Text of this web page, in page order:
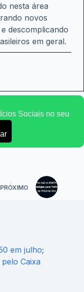
nesta área
novos
descomplicando
em geral.
Sociais no seu
PRÓXIMO
em julho;
Caixa